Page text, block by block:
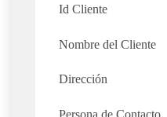
Id Cliente
Nombre del Cliente
Dirección
Persona de Contacto